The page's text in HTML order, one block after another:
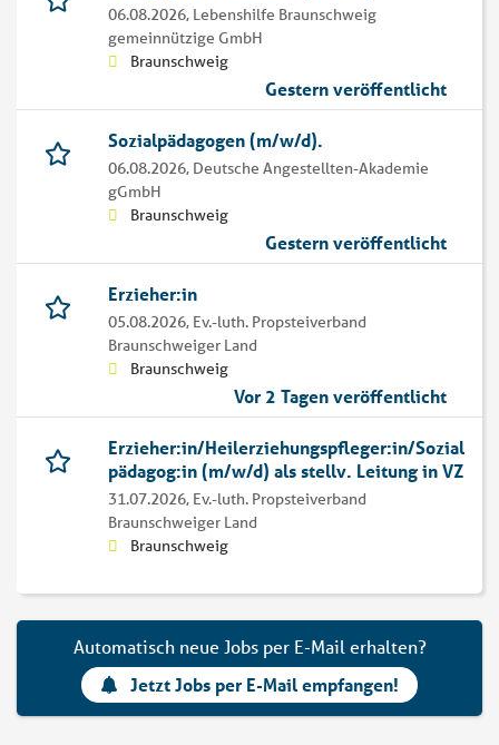
06.08.2026, Lebenshilfe Braunschweig
gemeinnützige GmbH
Braunschweig
Gestern veröffentlicht
Sozialpädagogen (m/w/d).
06.08.2026, Deutsche Angestellten-Akademie
gGmbH
Braunschweig
Gestern veröffentlicht
Erzieher:in
05.08.2026, Ev.-luth. Propsteiverband
Braunschweiger Land
Braunschweig
Vor 2 Tagen veröffentlicht
Erzieher:in/Heilerziehungspfleger:in/Sozial
pädagog:in (m/w/d) als stellv. Leitung in VZ
31.07.2026, Ev.-luth. Propsteiverband
Braunschweiger Land
Braunschweig
Automatisch neue Jobs per E-Mail erhalten?
Jetzt Jobs per E-Mail empfangen!